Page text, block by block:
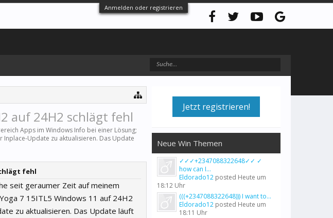
Anmelden oder registrieren
auf 24H2 schlägt fehl
Apps im Windows Info bei einer Lösung;
Inplace-Update zu aktualisieren. Das Update
fehl
seit geraumer Zeit auf meinem
7 15ITL5 Windows 11 auf 24H2
zu aktualisieren. Das Update läuft
Jetzt registrieren!
Neue Win Themen
✓✓✓+2347088322648✓✓ ✓
how can I...
Eldorado12 posted Heute um
18:12 Uhr
(((+2347088322648))) I want to...
Eldorado12 posted Heute um
18:11 Uhr